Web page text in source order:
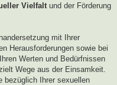
Vielfalt und der Förderung
mit Ihrer
Herausforderungen sowie bei
Werten und Bedürfnissen
Wege aus der Einsamkeit.
bezüglich Ihrer sexuellen